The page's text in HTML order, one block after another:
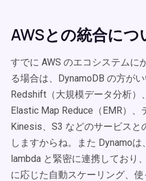
AWSとの統合につ
すでに AWS のエコシステムに
る場合は、DynamoDB の方が
Redshift（大規模データ分析）
Elastic Map Reduce（EMR）、
Kinesis、S3 などのサービスと
しますからね。また Dynamoは
lambda と緊密に連携しており
に応じた自動スケーリング、